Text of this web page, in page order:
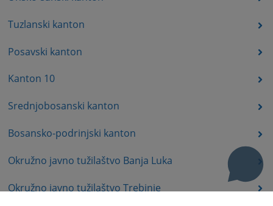
Tuzlanski kanton
Posavski kanton
Kanton 10
Srednjobosanski kanton
Bosansko-podrinjski kanton
Okružno javno tužilaštvo Banja Luka
Okružno javno tužilaštvo Trebinje